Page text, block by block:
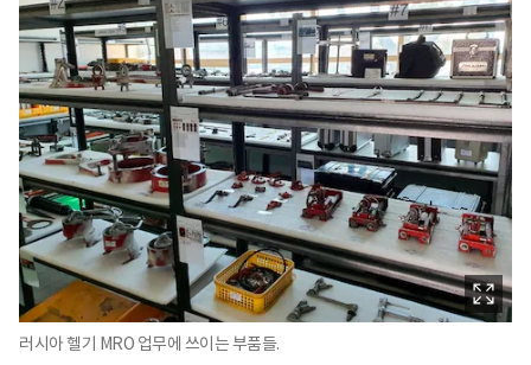
러시아 헬기 MRO 업무에 쓰이는 부품들.